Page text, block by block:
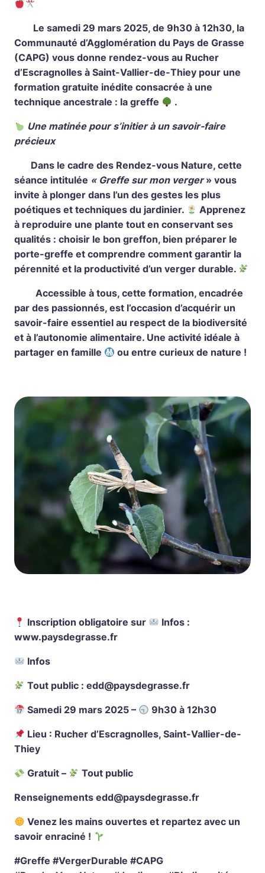
Le samedi 29 mars 2025, de 9h30 à 12h30, la
Communauté d’Agglomération du Pays de Grasse
(CAPG) vous donne rendez-vous au Rucher
d’Escragnolles à Saint-Vallier-de-Thiey pour une
formation gratuite inédite consacrée à une
technique ancestrale : la greffe
.
Une matinée pour s’initier à un savoir-faire
précieux
Dans le cadre des Rendez-vous Nature, cette
séance intitulée « Greffe sur mon verger» vous
invite à plonger dans l’un des gestes les plus
poétiques et techniques du jardinier.
Apprenez
à reproduire une plante tout en conservant ses
qualités : choisir le bon greffon, bien préparer le
porte-greffe et comprendre comment garantir la
pérennité et la productivité d’un verger durable.
Accessible à tous, cette formation, encadrée
par des passionnés, est l’occasion d’acquérir un
savoir-faire essentiel au respect de la biodiversité
et à l’autonomie alimentaire. Une activité idéale à
partager en famille
ou entre curieux de nature !
Inscription obligatoire sur
Infos :
www.paysdegrasse.fr
Infos
Tout public : edd@paysdegrasse.fr
Samedi 29 mars 2025 – 9h30 à 12h30
Lieu : Rucher d’Escragnolles, Saint-Vallier-de-
Thiey
Gratuit – Tout public
Renseignements edd@paysdegrasse.fr
Venez les mains ouvertes et repartez avec un
savoir enraciné !
#Greffe #VergerDurable #CAPG